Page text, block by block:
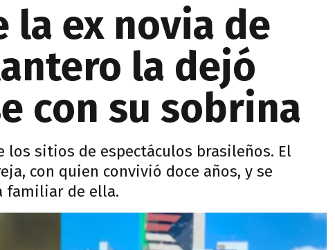
la ex novia de
la dejó
con su sobrina
los sitios de espectáculos brasileños. El
con quien convivió doce años, y se
familiar de ella.